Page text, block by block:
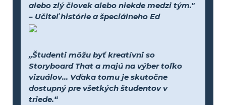
alebo zlý človek alebo niekde medzi tým."
– Učiteľ histórie a špeciálneho Ed
„Študenti môžu byť kreatívni so
Storyboard That a majú na výber toľko
vizuálov... Vďaka tomu je skutočne
dostupný pre všetkých študentov v
triede.“